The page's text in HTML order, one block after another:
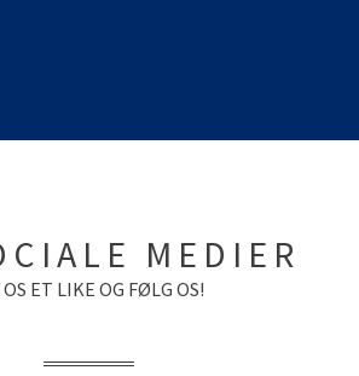
MEDIER
OS ET LIKE OG FØLG OS!